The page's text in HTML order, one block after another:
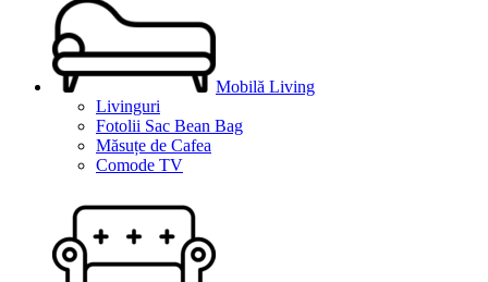
Mobilă Living
Livinguri
Fotolii Sac Bean Bag
Măsuțe de Cafea
Comode TV